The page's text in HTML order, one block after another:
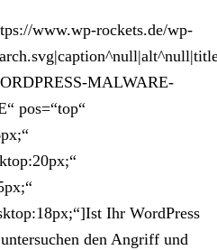
www.wp-rockets.de/wp-
MALWARE-
pos=“top“
Ihr WordPress
den Angriff und